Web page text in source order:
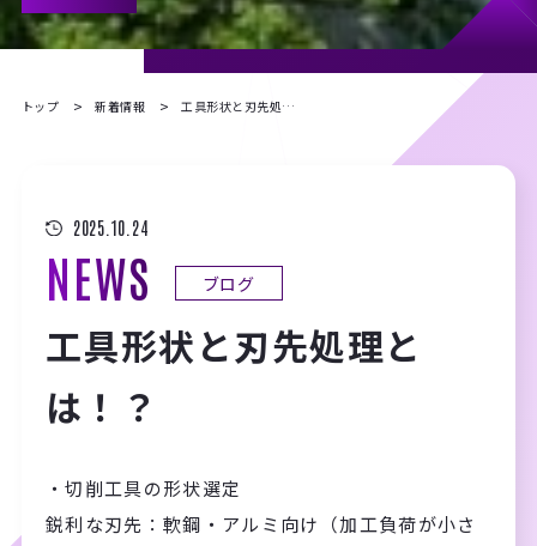
トップ 新着情報 工具形状と刃先処理とは！？
2025.10.24
NEWS ブログ
工具形状と刃先処理と
は！？
・切削工具の形状選定
鋭利な刃先：軟鋼・アルミ向け（加工負荷が小さ